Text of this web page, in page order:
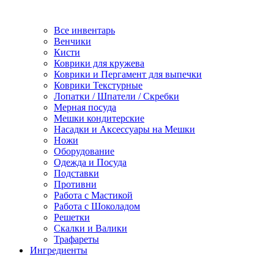
Все инвентарь
Венчики
Кисти
Коврики для кружева
Коврики и Пергамент для выпечки
Коврики Текстурные
Лопатки / Шпатели / Скребки
Мерная посуда
Мешки кондитерские
Насадки и Аксессуары на Мешки
Ножи
Оборудование
Одежда и Посуда
Подставки
Противни
Работа с Мастикой
Работа с Шоколадом
Решетки
Скалки и Валики
Трафареты
Ингредиенты